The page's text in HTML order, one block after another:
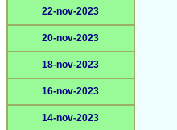
22-nov-2023
20-nov-2023
18-nov-2023
16-nov-2023
14-nov-2023